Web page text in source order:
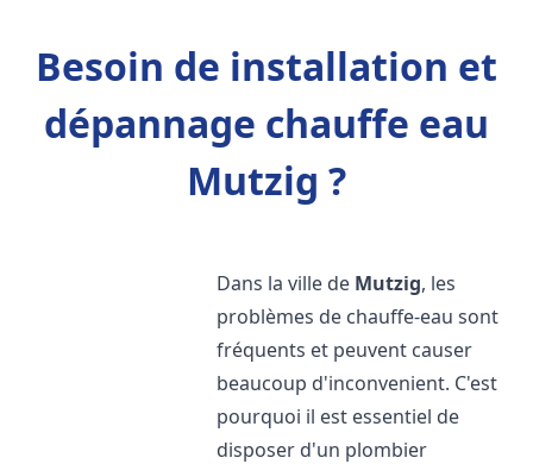
Besoin de installation et
dépannage chauffe eau
Mutzig ?
Dans la ville de Mutzig, les
problèmes de chauffe-eau sont
fréquents et peuvent causer
beaucoup d'inconvenient. C'est
pourquoi il est essentiel de
disposer d'un plombier